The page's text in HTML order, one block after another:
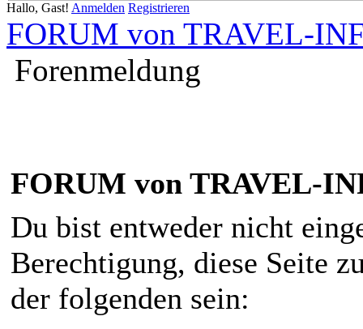
Hallo, Gast! Anmelden Registrieren
FORUM von TRAVEL-
Forenmeldung
FORUM von TRAVEL-
Du bist entweder nicht
Berechtigung, diese Seite
der folgenden sein: